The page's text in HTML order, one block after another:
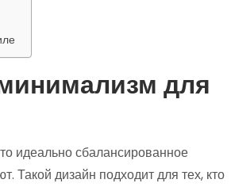
для
идеально сбалансированное
Такой дизайн подходит для тех, кто